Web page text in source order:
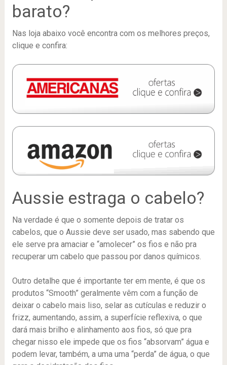
barato?
Nas loja abaixo você encontra com os melhores preços,
clique e confira:
Aussie estraga o cabelo?
Na verdade é que o somente depois de tratar os
cabelos, que o Aussie deve ser usado, mas sabendo que
ele serve pra amaciar e “amolecer” os fios e não pra
recuperar um cabelo que passou por danos químicos.
Outro detalhe que é importante ter em mente, é que os
produtos “Smooth” geralmente vêm com a função de
deixar o cabelo mais liso, selar as cutículas e reduzir o
frizz, aumentando, assim, a superfície reflexiva, o que
dará mais brilho e alinhamento aos fios, só que pra
chegar nisso ele impede que os fios “absorvam” água e
podem levar, também, a uma uma “perda” de água, o que